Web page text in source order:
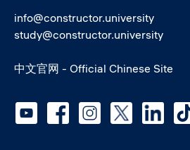
info@constructor.university
study@constructor.university
中文官网 - Official Chinese Site
Social media